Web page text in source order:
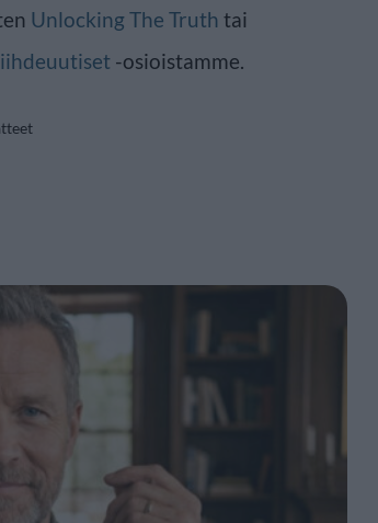
Unlocking The Truth tai
-osioistamme.